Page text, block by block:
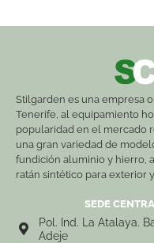
Stilgarden es una empresa
Tenerife, al equipamiento
popularidad en el mercado
una gran variedad de
fundición aluminio y hierro,
ratán sintético para exterior
SEDE
Pol. Ind. La Atalaya.
Adeje